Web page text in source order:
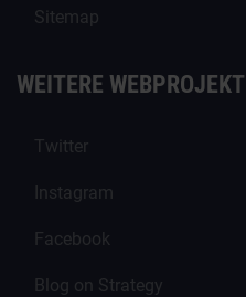
Sitemap
WEITERE
Twitter
Instagram
Facebook
Blog on Strategy